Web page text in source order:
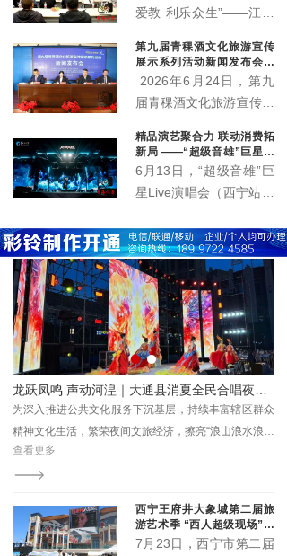
爱教 利乐众生”——江永
会在青海西宁顺利举办。
活动现场正式宣布，由江
永冷周江措躬身实践总结
路》《菩提心语·渡心
筏》两部著作正式出版发
行，为新时代藏传佛教中
提供鲜活范本。
第九届青稞酒文化旅游宣传
展示系列活动新闻发布会召
开 “土族风情美·青稞美酒
2026年6月24日，第九
届青稞酒文化旅游宣传展
互助县天佑德大酒店隆重
召开。本届活动以"土族
风情美·青稞美酒香"为主
精品演艺聚合力 联动消费拓
新局 ——“超级音雄”巨星演
唱会带动文旅市场持续升温
6月13日，“超级音雄”巨
星Live演唱会（西宁站）
办。演唱会立足丰富群众
精神文化生活、推动文旅
深度融合、激发城市消费
活力，以高规格阵容、高
标准服务、高效能保障，
为市民及游客呈现了一场
音乐盛宴，展现了高原古
城西宁的城市魅力与开放
形象。
西宁王府井大象城第二届旅
游艺术季 “西人超级现场”启
幕
7月23日，西宁市第二届